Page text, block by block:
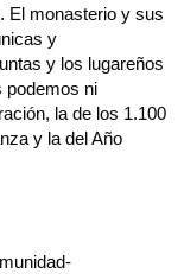
El monasterio y sus
y
y los lugareños
podemos ni
la de los 1.100
y la del Año